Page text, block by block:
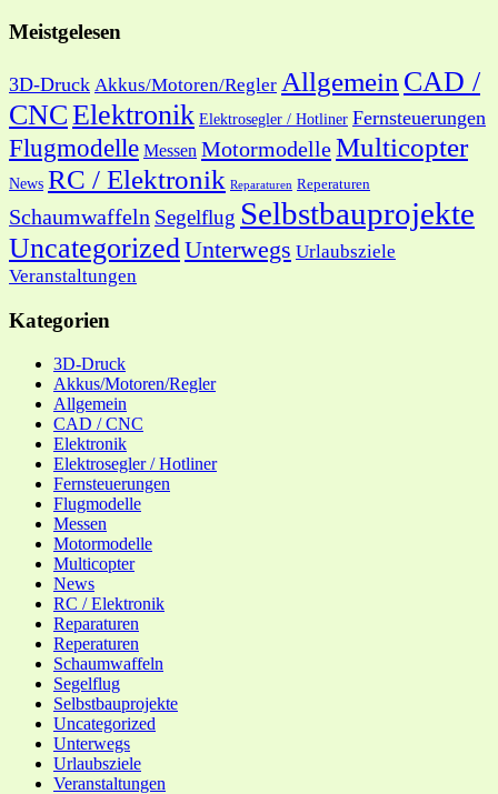
Meistgelesen
3D-Druck Akkus/Motoren/Regler Allgemein CAD /
CNCElektronik Elektrosegler / Hotliner Fernsteuerungen
Flugmodelle Messen MotormodelleMulticopter
News RC / Elektronik Reparaturen Reperaturen
Schaumwaffeln Segelflug Selbstbauprojekte
UncategorizedUnterwegs Urlaubsziele
Veranstaltungen
Kategorien
3D-Druck
Akkus/Motoren/Regler
Allgemein
CAD / CNC
Elektronik
Elektrosegler / Hotliner
Fernsteuerungen
Flugmodelle
Messen
Motormodelle
Multicopter
News
RC / Elektronik
Reparaturen
Reperaturen
Schaumwaffeln
Segelflug
Selbstbauprojekte
Uncategorized
Unterwegs
Urlaubsziele
Veranstaltungen